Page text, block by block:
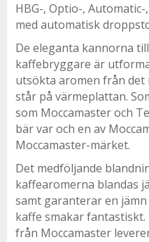
HBG-, Optio-,
med automatisk
De eleganta kannorna
kaffebryggare är
utsökta aromen från det
står på värmeplattan.
som Moccamaster och
bär var och en av
Moccamaster-märket.
Det medföljande
kaffearomerna blandas
samt garanterar en
kaffe smakar
från Moccamaster